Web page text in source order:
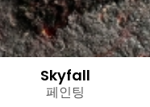
Skyfall
페인팅